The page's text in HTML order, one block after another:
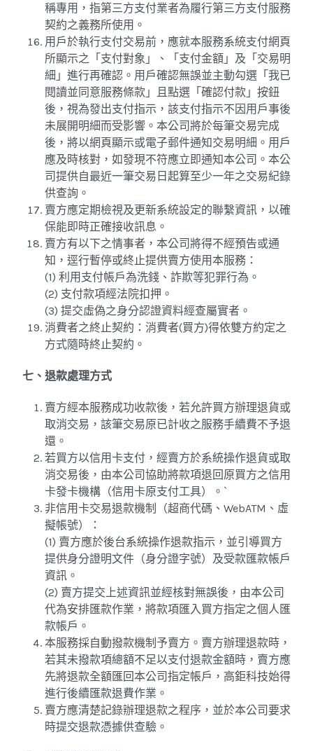
稱專用，指第三方支付業者為履行第三方支付服務
契約之義務所使用。
用戶於執行支付交易前，應就本服務系統支付網頁
所顯示之「支付對象」、「支付金額」及「交易明
細」進行再確認。用戶確認無誤並主動勾選「我已
閱讀並同意服務條款」且點選「確認付款」按鈕
後，視為發出支付指示，該支付指示不因用戶事後
未展開明細而受影響。本公司將於每筆交易完成
後，將以網頁顯示或電子郵件通知交易明細。用戶
應及時核對，如發現不符應立即通知本公司。本公
司提供自最近一筆交易日起算至少一年之交易紀錄
供查詢。
賣方應定期檢視及更新系統設定的聯繫資訊，以確
保能即時正確接收訊息。
賣方有以下之情事者，本公司將得不經預告或通
知，逕行暫停或終止提供賣方使用本服務：
(1) 利用支付帳戶為洗錢、詐欺等犯罪行為。
(2) 支付款項經法院扣押。
(3) 提交虛偽之身分認證資料經查屬實者。
消費者之終止契約：消費者(買方)得依雙方約定之
方式隨時終止契約。
七、退款處理方式
賣方經本服務成功收款後，若允許買方辦理退貨或
取消交易，該筆交易原已計收之服務手續費不予退
還。
若買方以信用卡支付，經賣方於系統操作退貨或取
消交易後，由本公司協助將款項退回原買方之信用
卡發卡機構（信用卡原支付工具）。`
非信用卡交易退款機制（超商代碼、WebATM、虛
擬帳號）：
(1) 賣方應於後台系統操作退款指示，並引導買方
提供身分證明文件（身分證字號）及受款匯款帳戶
資訊。
(2) 賣方提交上述資訊並經核對無誤後，由本公司
代為安排匯款作業，將款項匯入買方指定之個人匯
款帳戶。
本服務採自動撥款機制予賣方。賣方辦理退款時，
若其未撥款項總額不足以支付退款金額時，賣方應
先將退款全額匯回本公司指定帳戶，高鉅科技始得
進行後續匯款退費作業。
賣方應清楚記錄辦理退款之程序，並於本公司要求
時提交退款憑據供查驗。